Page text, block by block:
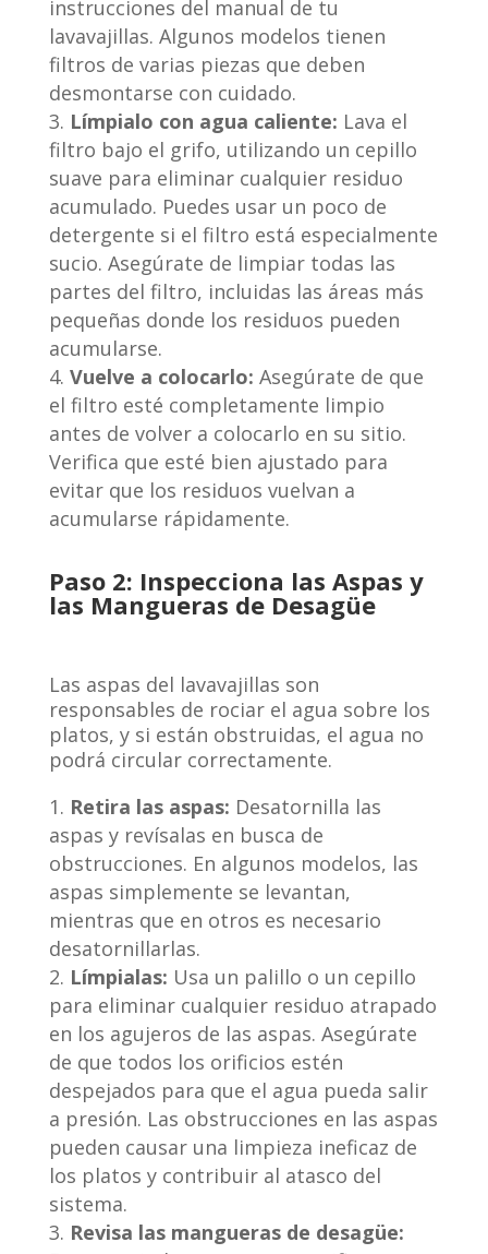
instrucciones del manual de tu
lavavajillas. Algunos modelos tienen
filtros de varias piezas que deben
desmontarse con cuidado.
Límpialo con agua caliente: Lava el
filtro bajo el grifo, utilizando un cepillo
suave para eliminar cualquier residuo
acumulado. Puedes usar un poco de
detergente si el filtro está especialmente
sucio. Asegúrate de limpiar todas las
partes del filtro, incluidas las áreas más
pequeñas donde los residuos pueden
acumularse.
Vuelve a colocarlo: Asegúrate de que
el filtro esté completamente limpio
antes de volver a colocarlo en su sitio.
Verifica que esté bien ajustado para
evitar que los residuos vuelvan a
acumularse rápidamente.
Paso 2: Inspecciona las Aspas y
las Mangueras de Desagüe
Las aspas del lavavajillas son
responsables de rociar el agua sobre los
platos, y si están obstruidas, el agua no
podrá circular correctamente.
Retira las aspas: Desatornilla las
aspas y revísalas en busca de
obstrucciones. En algunos modelos, las
aspas simplemente se levantan,
mientras que en otros es necesario
desatornillarlas.
Límpialas: Usa un palillo o un cepillo
para eliminar cualquier residuo atrapado
en los agujeros de las aspas. Asegúrate
de que todos los orificios estén
despejados para que el agua pueda salir
a presión. Las obstrucciones en las aspas
pueden causar una limpieza ineficaz de
los platos y contribuir al atasco del
sistema.
Revisa las mangueras de desagüe: